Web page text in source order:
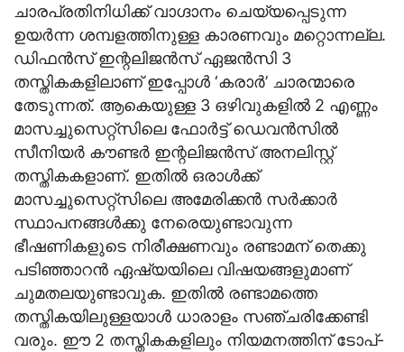
ചാരപ്രതിനിധിക്ക് വാഗ്ദാനം ചെയ്യപ്പെടുന്ന
ഉയര്‍ന്ന ശമ്പളത്തിനുള്ള കാരണവും മറ്റൊന്നല്ല.
ഡിഫന്‍സ് ഇന്റലിജന്‍സ് ഏജന്‍സി 3
തസ്തികകളിലാണ് ഇപ്പോള്‍ ‘കരാര്‍’ ചാരന്മാരെ
തേടുന്നത്. ആകെയുള്ള 3 ഒഴിവുകളില്‍ 2 എണ്ണം
മാസച്ചുസെറ്റ്‌സിലെ ഫോര്‍ട്ട് ഡെവന്‍സില്‍
സീനിയര്‍ കൗണ്ടര്‍ ഇന്റലിജന്‍സ് അനലിസ്റ്റ്
തസ്തികകളാണ്. ഇതില്‍ ഒരാള്‍ക്ക്
മാസച്ചുസെറ്റ്‌സിലെ അമേരിക്കന്‍ സര്‍ക്കാര്‍
സ്ഥാപനങ്ങള്‍ക്കു നേരെയുണ്ടാവുന്ന
ഭീഷണികളുടെ നിരീക്ഷണവും രണ്ടാമന് തെക്കു
പടിഞ്ഞാറന്‍ ഏഷ്യയിലെ വിഷയങ്ങളുമാണ്
ചുമതലയുണ്ടാവുക. ഇതില്‍ രണ്ടാമത്തെ
തസ്തികയിലുള്ളയാള്‍ ധാരാളം സഞ്ചരിക്കേണ്ടി
വരും. ഈ 2 തസ്തികകളിലും നിയമനത്തിന് ടോപ്-